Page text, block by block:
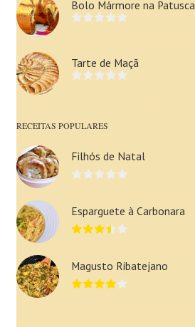
Bolo Mármore na Patusca
Tarte de Maçã
RECEITAS POPULARES
Filhós de Natal
Esparguete à Carbonara
Magusto Ribatejano